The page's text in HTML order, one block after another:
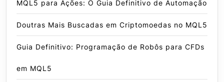
MQL5 para Ações: O Guia Definitivo de Automação
Doutras Mais Buscadas em Criptomoedas no MQL5
Guia Definitivo: Programação de Robôs para CFDs
em MQL5